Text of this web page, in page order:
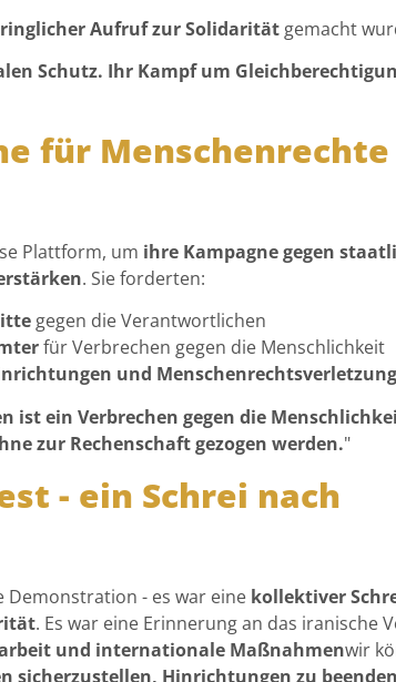
Aufruf zur Solidarität gemacht
Schutz. Ihr Kampf um
für
Plattform, um ihre Kampagne gegen
. Sie forderten:
gegen die Verantwortlichen
für Verbrechen gegen die Menschlichkeit
und
ist ein Verbrechen gegen die
zur Rechenschaft gezogen werden."
- ein Schrei nach
Demonstration - es war eine kollektiver
. Es war eine Erinnerung an das iranische
und internationale Maßnahmenwir
sicherzustellen, Hinrichtungen zu